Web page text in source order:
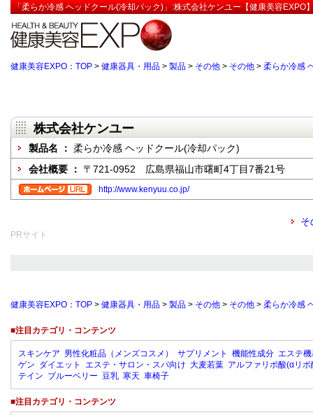
「柔らか冷感 ヘッドクール(冷却パック)」:株式会社ケンユー【健康美容EXPO
健康美容EXPO：TOP > 健康器具・用品 > 製品 > その他 > その他 > 柔らか冷感
株式会社ケンユー
製品名 ： 柔らか冷感 ヘッドクール(冷却パック)
会社概要 ： 〒721-0952 広島県福山市曙町4丁目7番21号
http://www.kenyuu.co.jp/
そ
PRサイト
健康美容EXPO：TOP > 健康器具・用品 > 製品 > その他 > その他 > 柔らか冷感
■注目カテゴリ・コンテンツ
スキンケア 男性化粧品（メンズコスメ） サプリメント 機能性成分 エステ
ゲン ダイエット エステ・サロン・スパ向け 大麦若葉 アルファリポ酸(αリポ
テイン ブルーベリー 豆乳 寒天 車椅子
■注目カテゴリ・コンテンツ